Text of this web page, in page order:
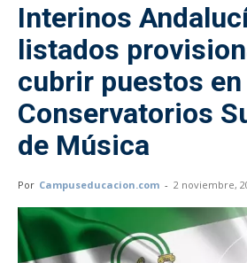
Interinos
listados
cubrir puestos en
Conservatorios
de Música
Por Campuseducacion.com - 2 noviembre,